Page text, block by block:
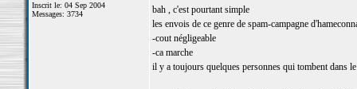
Inscrit le: 04 Sep 2004
Messages: 3734
bah , c'est pourtant simple
les envois de ce genre de spam-campagne
-cout négligeable
-ca marche
il y a toujours quelques personnes qui tombent dans le